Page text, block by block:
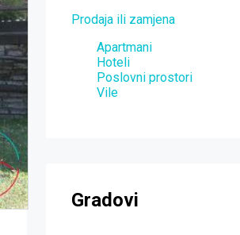
Prodaja ili zamjena
Apartmani
Hoteli
Poslovni prostori
Vile
Gradovi